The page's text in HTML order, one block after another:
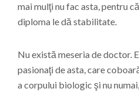
mai mulţi nu fac asta, pentru
diploma le dă stabilitate.
Nu există meseria de doctor.
pasionaţi de asta, care
a corpului biologic şi nu